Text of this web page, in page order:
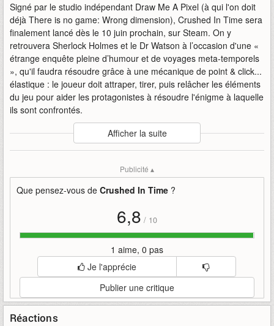
Signé par le studio indépendant Draw Me A Pixel (à qui l'on doit
déjà There is no game: Wrong dimension), Crushed In Time sera
finalement lancé dès le 10 juin prochain, sur Steam. On y
retrouvera Sherlock Holmes et le Dr Watson à l’occasion d'une «
étrange enquête pleine d’humour et de voyages meta-temporels
», qu'il faudra résoudre grâce à une mécanique de point & click...
élastique : le joueur doit attraper, tirer, puis relâcher les éléments
du jeu pour aider les protagonistes à résoudre l'énigme à laquelle
ils sont confrontés.
Auteur
Draw Me A Pixel
: NeoGrifteR
draw-me-a-pixel
Afficher la suite
Publicité ▴
Que pensez-vous de Crushed In Time ?
6,8 / 10
1 aime, 0 pas
Je l'apprécie
Publier une critique
Réactions